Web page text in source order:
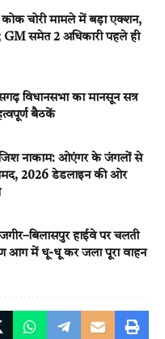
चोरी मामले में बड़ा एक्शन,
समेत 2 अधिकारी पहले ही
विधानसभा का मानसून सत्र
बैठकें
नाकाम: ओएंगर के जंगलों से
2026 डेडलाइन की ओर
हाईवे पर चलती
आग में धू-धू कर जला पूरा वाहन